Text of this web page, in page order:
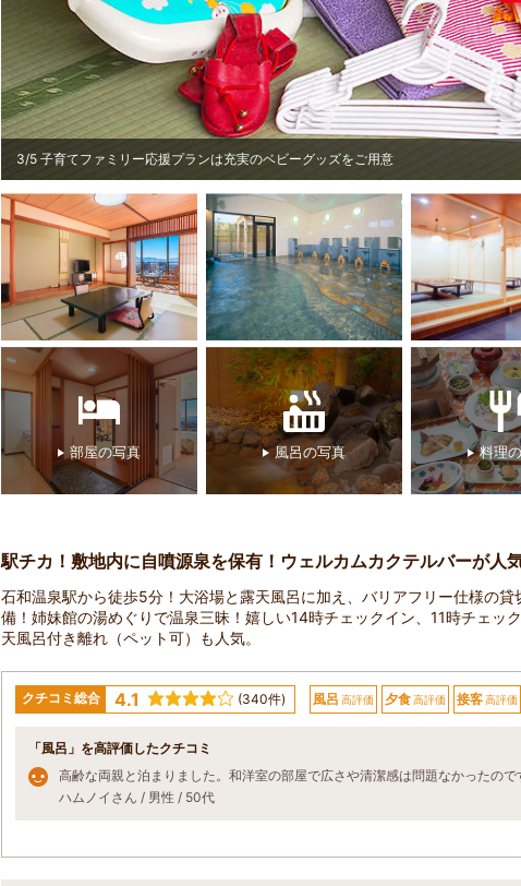
3/5 子育てファミリー応援プランは充実のベビーグッズをご用意
部屋の写真 風呂の写真 料理
駅チカ！敷地内に自噴源泉を保有！ウェルカムカクテルバーが人
石和温泉駅から徒歩5分！大浴場と露天風呂に加え、バリアフリー仕様の貸
備！姉妹館の湯めぐりで温泉三昧！嬉しい14時チェックイン、11時チェッ
天風呂付き離れ（ペット可）も人気。
クチコミ総合 4.1 (340件) 風呂 高評価 夕食高評価 接客高評価
「風呂」を高評価したクチコミ
ハムノイさん / 男性 / 50代